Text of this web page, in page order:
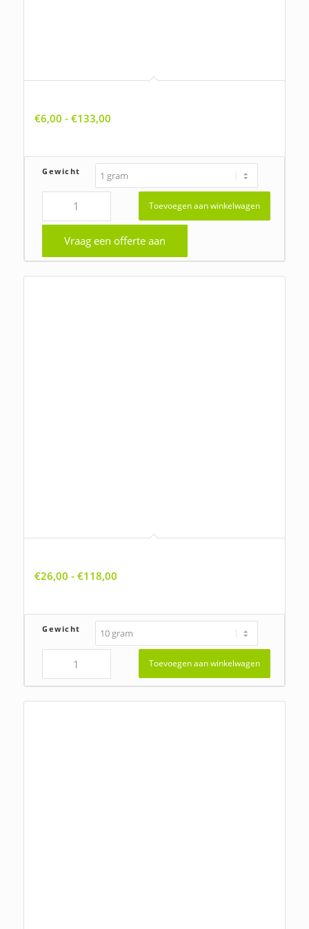
€6,00 - €133,00
€133,00
Gewicht
Toevoegen aan winkelwagen
Vraag een offerte aan
€26,00 - €118,00
€118,00
Gewicht
Toevoegen aan winkelwagen